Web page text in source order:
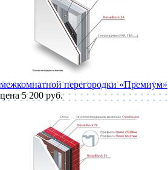
межкомнатной перегородки «Премиум»
цена 5 200 руб.